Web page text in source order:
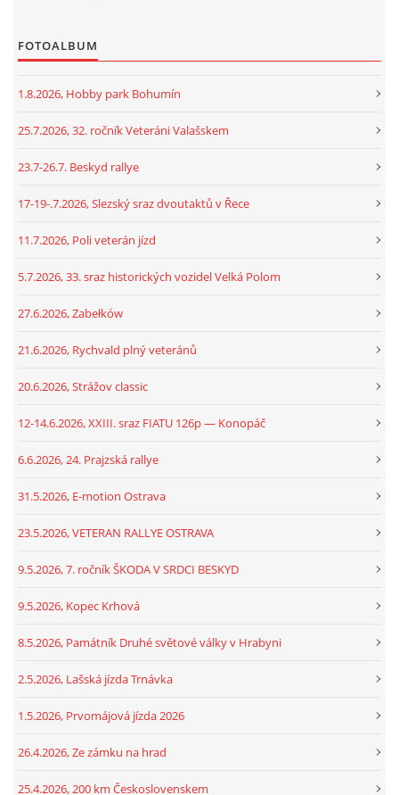
FOTOALBUM
1.8.2026, Hobby park Bohumín
25.7.2026, 32. ročník Veteráni Valašskem
23.7-26.7. Beskyd rallye
17-19-.7.2026, Slezský sraz dvoutaktů v Řece
11.7.2026, Poli veterán jízd
5.7.2026, 33. sraz historických vozidel Velká Polom
27.6.2026, Zabełków
21.6.2026, Rychvald plný veteránů
20.6.2026, Strážov classic
12-14.6.2026, XXIII. sraz FIATU 126p — Konopáč
6.6.2026, 24. Prajzská rallye
31.5.2026, E-motion Ostrava
23.5.2026, VETERAN RALLYE OSTRAVA
9.5.2026, 7. ročník ŠKODA V SRDCI BESKYD
9.5.2026, Kopec Krhová
8.5.2026, Památník Druhé světové války v Hrabyni
2.5.2026, Lašská jízda Trnávka
1.5.2026, Prvomájová jízda 2026
26.4.2026, Ze zámku na hrad
25.4.2026, 200 km Československem